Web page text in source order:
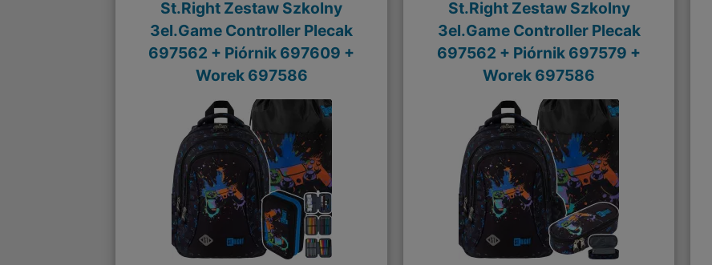
St.Right Zestaw Szkolny
3el.Game Controller Plecak
697562 + Piórnik 697609 +
Worek 697586
St.Right Zestaw Szkolny
3el.Game Controller Plecak
697562 + Piórnik 697579 +
Worek 697586